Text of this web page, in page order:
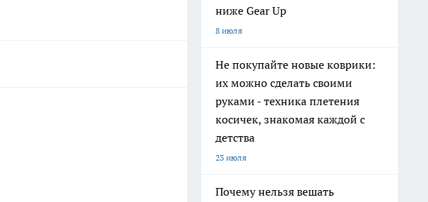
ниже Gear Up
8 июля
Не покупайте новые коврики:
их можно сделать своими
руками - техника плетения
косичек, знакомая каждой с
детства
23 июля
Почему нельзя вешать